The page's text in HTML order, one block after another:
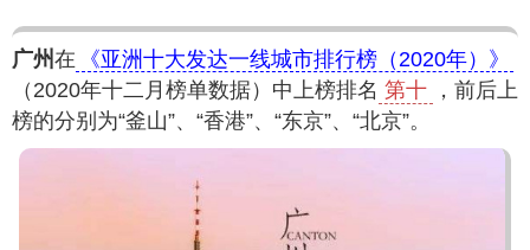
广州在
《亚洲十大发达一线城市排行榜（2020年）》
（2020年十二月榜单数据）中上榜排名 第十
，前后上
榜的分别为“釜山”、“香港”、“东京”、“北京”。